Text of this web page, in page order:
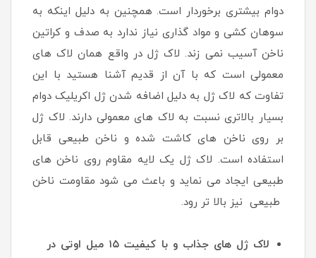
دوام بیشتری برخوردار است. همچنین به دلیل اینکه به
سوهان کشی و مواد گذاری نیاز ندارد به صدف و کراتین
ناخن آسیب نمی زند. لاک ژل در واقع همان لاک های
معمولی است که با آن از قدیم آشنا هستید با این
تفاوت که لاک ژل به دلیل اضافه شدن ژل اکریلیک دوام
بسیار بالاتری نسبت به لاک های معمولی دارند. لاک ژل
بر روی ناخن های کاشت شده و ناخن طبیعی قابل
استفاده است. لاک ژل یک لایه مقاوم روی ناخن های
طبیعی ایجاد می نماید و باعث می شود مقاومت ناخن
طبیعی نیز بالا تر رود.
لاک ژل های جذاب و با کیفیت ۱۵ میل اوتی در